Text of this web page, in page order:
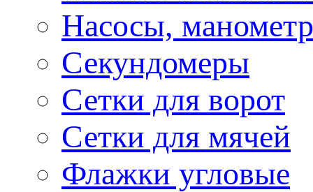
Насосы,
Секундомеры
Сетки для ворот
Сетки для мячей
Флажки угловые